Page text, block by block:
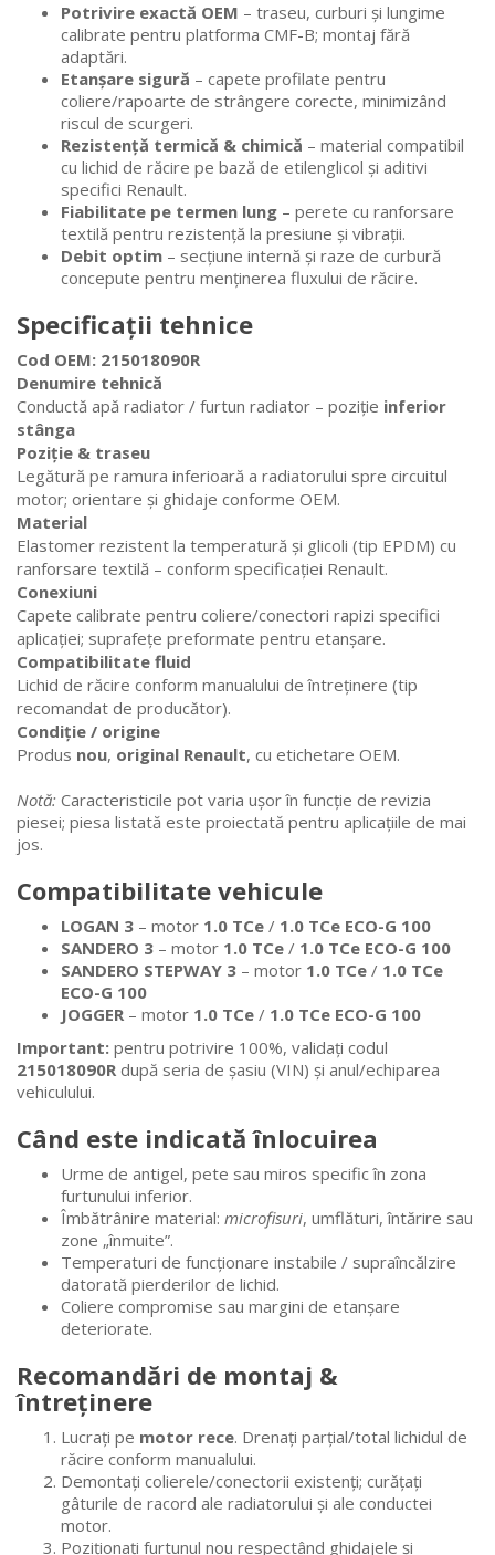
Potrivire exactă OEM – traseu, curburi și lungime
calibrate pentru platforma CMF-B; montaj fără
adaptări.
Etanșare sigură – capete profilate pentru
coliere/rapoarte de strângere corecte, minimizând
riscul de scurgeri.
Rezistență termică & chimică – material compatibil
cu lichid de răcire pe bază de etilenglicol și aditivi
specifici Renault.
Fiabilitate pe termen lung – perete cu ranforsare
textilă pentru rezistență la presiune și vibrații.
Debit optim – secțiune internă și raze de curbură
concepute pentru menținerea fluxului de răcire.
Specificații tehnice
Cod OEM: 215018090R
Denumire tehnică
Conductă apă radiator / furtun radiator – poziție inferior
stânga
Poziție & traseu
Legătură pe ramura inferioară a radiatorului spre circuitul
motor; orientare și ghidaje conforme OEM.
Material
Elastomer rezistent la temperatură și glicoli (tip EPDM) cu
ranforsare textilă – conform specificației Renault.
Conexiuni
Capete calibrate pentru coliere/conectori rapizi specifici
aplicației; suprafețe preformate pentru etanșare.
Compatibilitate fluid
Lichid de răcire conform manualului de întreținere (tip
recomandat de producător).
Condiție / origine
Produs nou, original Renault, cu etichetare OEM.
Notă: Caracteristicile pot varia ușor în funcție de revizia
piesei; piesa listată este proiectată pentru aplicațiile de mai
jos.
Compatibilitate vehicule
LOGAN 3 – motor 1.0 TCe / 1.0 TCe ECO-G 100
SANDERO 3 – motor 1.0 TCe / 1.0 TCe ECO-G 100
SANDERO STEPWAY 3 – motor 1.0 TCe / 1.0 TCe
ECO-G 100
JOGGER – motor 1.0 TCe / 1.0 TCe ECO-G 100
Important: pentru potrivire 100%, validați codul
215018090R după seria de șasiu (VIN) și anul/echiparea
vehiculului.
Când este indicată înlocuirea
Urme de antigel, pete sau miros specific în zona
furtunului inferior.
Îmbătrânire material: microfisuri, umflături, întărire sau
zone „înmuite”.
Temperaturi de funcționare instabile / supraîncălzire
datorată pierderilor de lichid.
Coliere compromise sau margini de etanșare
deteriorate.
Recomandări de montaj &
întreținere
Lucrați pe motor rece. Drenați parțial/total lichidul de
răcire conform manualului.
Demontați colierele/conectorii existenți; curățați
gâturile de racord ale radiatorului și ale conductei
motor.
Poziționați furtunul nou respectând ghidajele și